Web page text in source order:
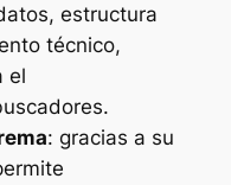
estructura
técnico,
el
: gracias a su